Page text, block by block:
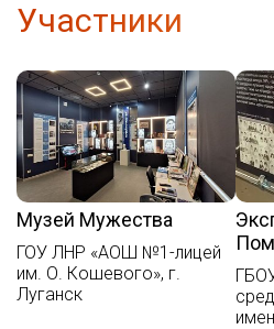
Участники
Музей Мужества
ГОУ ЛНР «АОШ №1-лицей
им. О. Кошевого», г.
Луганск